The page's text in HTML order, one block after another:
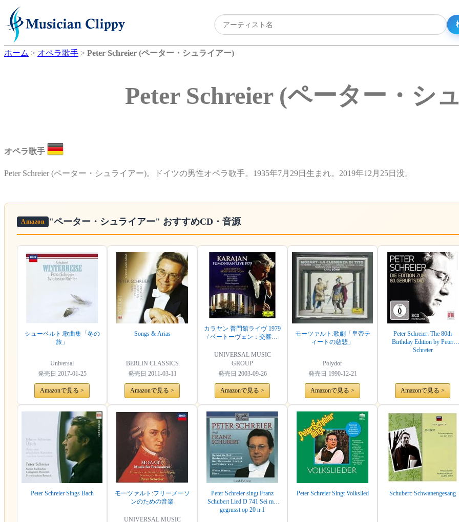
ホーム > オペラ歌手 > Peter Schreier (ペーター・シュライアー)
Peter Schreier (ペーター・シ
オペラ歌手
Peter Schreier (ペーター・シュライアー)。ドイツの男性オペラ歌手。1935年7月29日生まれ。2019年12月25日没。
Amazon "ペーター・シュライアー" おすすめCD・音源
シューベルト:歌曲集「冬の
旅」
Universal
発売日 2017-01-25
Amazonで見る >
Songs & Arias
BERLIN CLASSICS
発売日 2011-03-11
Amazonで見る >
カラヤン 普門館ライヴ 1979
/ ベートーヴェン：交響曲
UNIVERSAL MUSIC
GROUP
発売日 2003-09-26
Amazonで見る >
モーツァルト:歌劇「皇帝テ
ィートの慈悲」
Polydor
発売日 1990-12-21
Amazonで見る >
Peter Schreier: The 80th
Birthday Edition by Peter
Schreier
Amazonで見る >
Peter Schreier Sings Bach
モーツァルト:フリーメーソ
ンのための音楽
UNIVERSAL MUSIC
Peter Schreier singt Franz
Schubert Lied D 741 Sei mir
gegrusst op 20 n.1
Peter Schreier Singt Volkslied Schubert: Schwanengesang